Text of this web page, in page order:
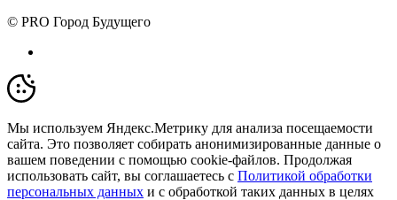
© PRO Город Будущего
Мы используем Яндекс.Метрику для анализа посещаемости
сайта. Это позволяет собирать анонимизированные данные о
вашем поведении с помощью cookie-файлов. Продолжая
использовать сайт, вы соглашаетесь с Политикой обработки
персональных данных и с обработкой таких данных в целях